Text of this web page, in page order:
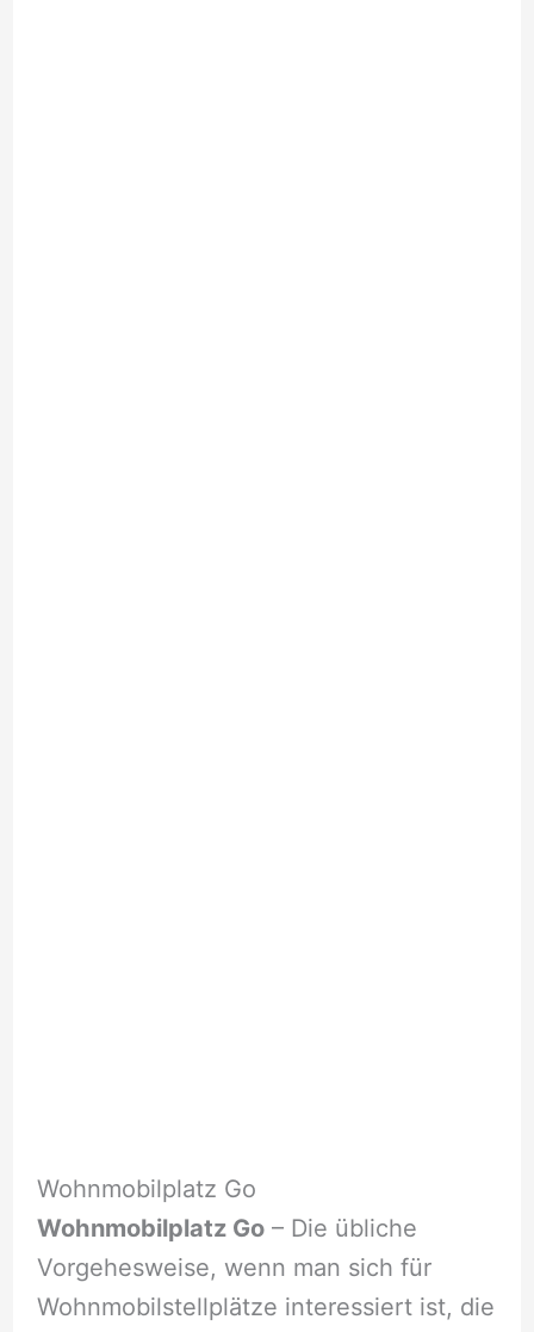
Wohnmobilplatz Go
Wohnmobilplatz Go– Die übliche
Vorgehesweise, wenn man sich für
Wohnmobilstellplätze interessiert ist, die